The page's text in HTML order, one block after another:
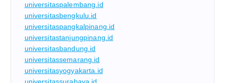
universitaspalembang.id
universitasbengkulu.id
universitaspangkalpinang.id
universitastanjungpinang.id
universitasbandung.id
universitassemarang.id
universitasyogyakarta.id